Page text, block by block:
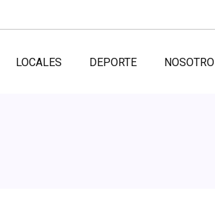
LOCALES DEPORTE NOSOTRO